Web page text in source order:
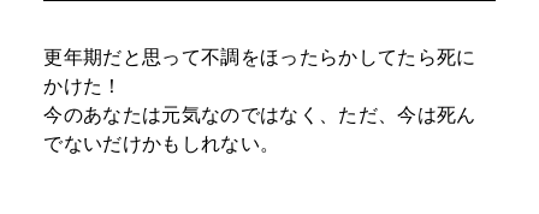
更年期だと思って不調をほったらかしてたら死に
かけた！
今のあなたは元気なのではなく、ただ、今は死ん
でないだけかもしれない。